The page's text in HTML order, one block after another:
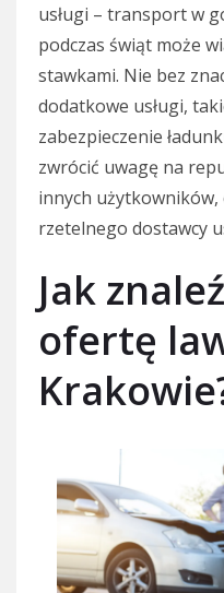
usługi – transport w
podczas świąt może
stawkami. Nie bez
dodatkowe usługi,
zabezpieczenie
zwrócić uwagę na
innych użytkowników,
rzetelnego dostawcy
Jak
ofertę